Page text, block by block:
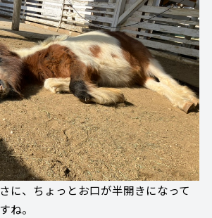
に、ちょっとお口が半開きになって
ね。